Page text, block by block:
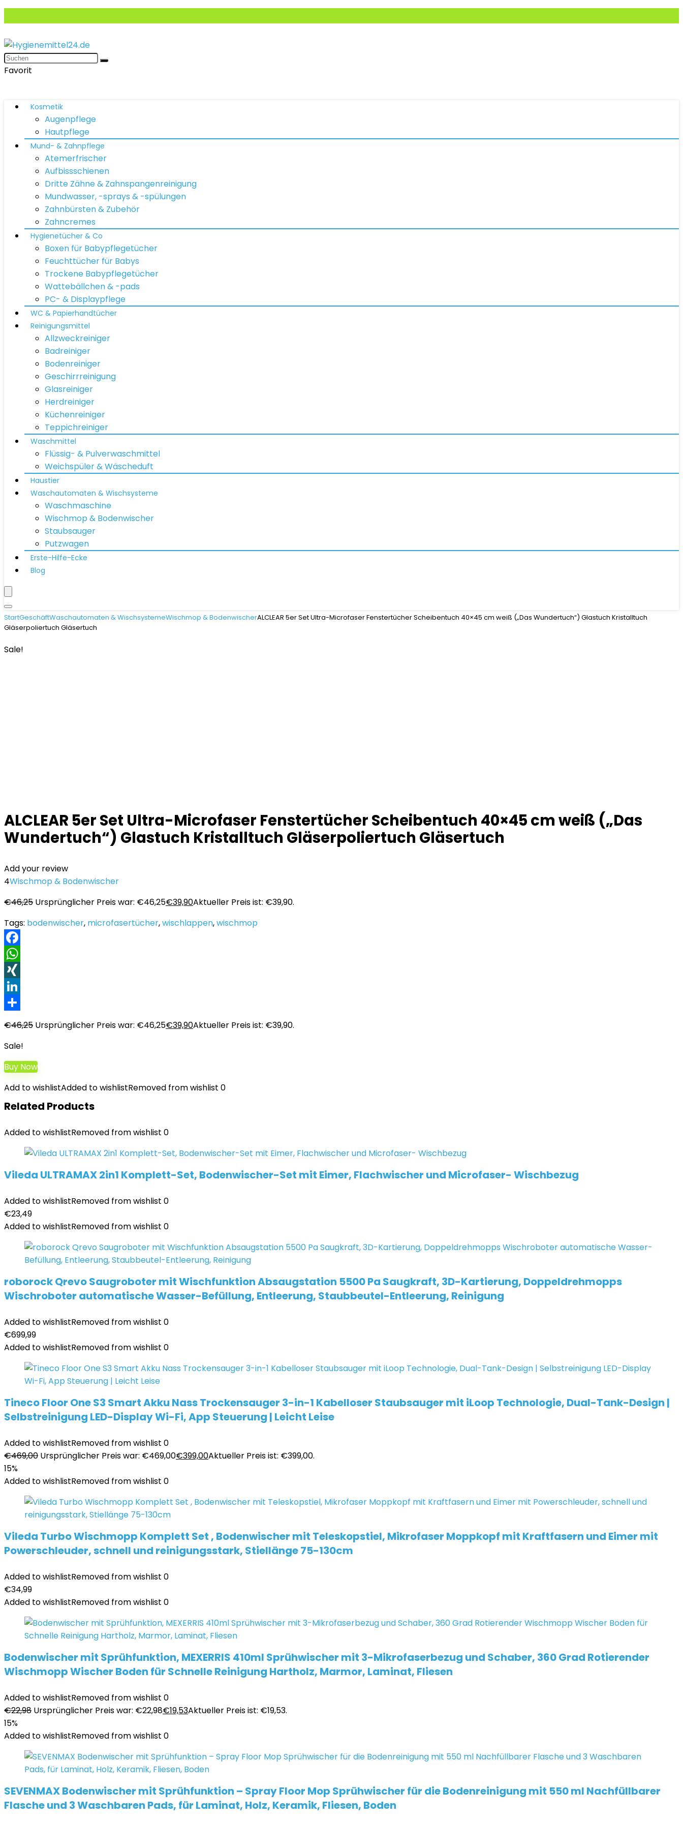
Favorit
Kosmetik
Augenpflege
Hautpflege
Mund- & Zahnpflege
Atemerfrischer
Aufbissschienen
Dritte Zähne & Zahnspangenreinigung
Mundwasser, -sprays & -spülungen
Zahnbürsten & Zubehör
Zahncremes
Hygienetücher & Co
Boxen für Babypflegetücher
Feuchttücher für Babys
Trockene Babypflegetücher
Wattebällchen & -pads
PC- & Displaypflege
WC & Papierhandtücher
Reinigungsmittel
Allzweckreiniger
Badreiniger
Bodenreiniger
Geschirrreinigung
Glasreiniger
Herdreiniger
Küchenreiniger
Teppichreiniger
Waschmittel
Flüssig- & Pulverwaschmittel
Weichspüler & Wäscheduft
Haustier
Waschautomaten & Wischsysteme
Waschmaschine
Wischmop & Bodenwischer
Staubsauger
Putzwagen
Erste-Hilfe-Ecke
Blog
StartGeschäftWaschautomaten & WischsystemeWischmop & BodenwischerALCLEAR 5er Set Ultra-Microfaser Fenstertücher Scheibentuch 40×45 cm weiß („Das Wundertuch“) Glastuch Kristalltuch
Gläserpoliertuch Gläsertuch
Sale!
ALCLEAR 5er Set Ultra-Microfaser Fenstertücher Scheibentuch 40×45 cm weiß („Das
Wundertuch“) Glastuch Kristalltuch Gläserpoliertuch Gläsertuch
Add your review
4Wischmop & Bodenwischer
€46,25 Ursprünglicher Preis war: €46,25€39,90Aktueller Preis ist: €39,90.
Tags: bodenwischer, microfasertücher,wischlappen,wischmop
Facebook
WhatsApp
XING
LinkedIn
€46,25 Ursprünglicher Preis war: €46,25€39,90Aktueller Preis ist: €39,90.
Sale!
Buy Now
Add to wishlistAdded to wishlistRemoved from wishlist 0
Related Products
Added to wishlistRemoved from wishlist 0
Vileda ULTRAMAX 2in1 Komplett-Set, Bodenwischer-Set mit Eimer, Flachwischer und Microfaser- Wischbezug
Added to wishlistRemoved from wishlist 0
€23,49
Added to wishlistRemoved from wishlist 0
roborock Qrevo Saugroboter mit Wischfunktion Absaugstation 5500 Pa Saugkraft, 3D-Kartierung, Doppeldrehmopps
Wischroboter automatische Wasser-Befüllung, Entleerung, Staubbeutel-Entleerung, Reinigung
Added to wishlistRemoved from wishlist 0
€699,99
Added to wishlistRemoved from wishlist 0
Tineco Floor One S3 Smart Akku Nass Trockensauger 3-in-1 Kabelloser Staubsauger mit iLoop Technologie, Dual-Tank-Design |
Selbstreinigung LED-Display Wi-Fi, App Steuerung | Leicht Leise
Added to wishlistRemoved from wishlist 0
€469,00 Ursprünglicher Preis war: €469,00€399,00Aktueller Preis ist: €399,00.
15%
Added to wishlistRemoved from wishlist 0
Vileda Turbo Wischmopp Komplett Set , Bodenwischer mit Teleskopstiel, Mikrofaser Moppkopf mit Kraftfasern und Eimer mit
Powerschleuder, schnell und reinigungsstark, Stiellänge 75-130cm
Added to wishlistRemoved from wishlist 0
€34,99
Added to wishlistRemoved from wishlist 0
Bodenwischer mit Sprühfunktion, MEXERRIS 410ml Sprühwischer mit 3-Mikrofaserbezug und Schaber, 360 Grad Rotierender
Wischmopp Wischer Boden für Schnelle Reinigung Hartholz, Marmor, Laminat, Fliesen
Added to wishlistRemoved from wishlist 0
€22,98 Ursprünglicher Preis war: €22,98€19,53Aktueller Preis ist: €19,53.
15%
Added to wishlistRemoved from wishlist 0
SEVENMAX Bodenwischer mit Sprühfunktion – Spray Floor Mop Sprühwischer für die Bodenreinigung mit 550 ml Nachfüllbarer
Flasche und 3 Waschbaren Pads, für Laminat, Holz, Keramik, Fliesen, Boden